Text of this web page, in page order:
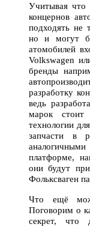
Учитывая что
концернов
подходять не
но и могут
атомобилей
Volkswagen
бренды
разработку
ведь
марок стоит
технологии
запчасти в
платформе,
они будут
Фольксваген
Что ещё
Поговорим о
секрет, что